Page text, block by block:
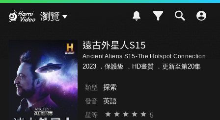
瀏覽
遠古外星人S15
Ancient Aliens S15-The Hotspot Connection
2023 ． 保護級 ．HD畫質 ．更新至第20集
類型 探索
發音 英語
星等 5